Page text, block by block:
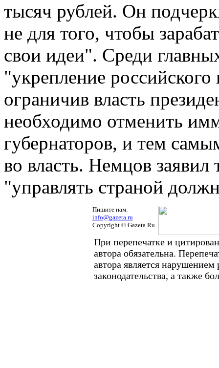
тысяч рублей. Он
не для того, чтобы
свои идеи". Среди
"укрепление
ограничив власть
необходимо отменить
губернаторов, и тем
во власть. Немцов
"управлять страной
Пишите нам:
info@gazeta.ru
Copyright © Gazeta.Ru
При перепечатке и
автора обязательна.
автора является
законодательства, а также